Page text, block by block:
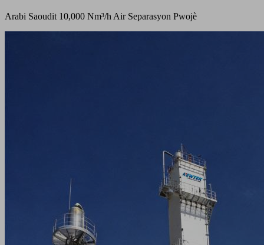
Arabi Saoudit 10,000 Nm³/h Air Separasyon Pwojè